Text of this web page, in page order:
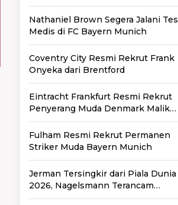
Nathaniel Brown Segera Jalani Tes
Medis di FC Bayern Munich
Coventry City Resmi Rekrut Frank
Onyeka dari Brentford
Eintracht Frankfurt Resmi Rekrut
Penyerang Muda Denmark Malik
Pimpong
Fulham Resmi Rekrut Permanen
Striker Muda Bayern Munich
Jerman Tersingkir dari Piala Dunia
2026, Nagelsmann Terancam
Dipecat